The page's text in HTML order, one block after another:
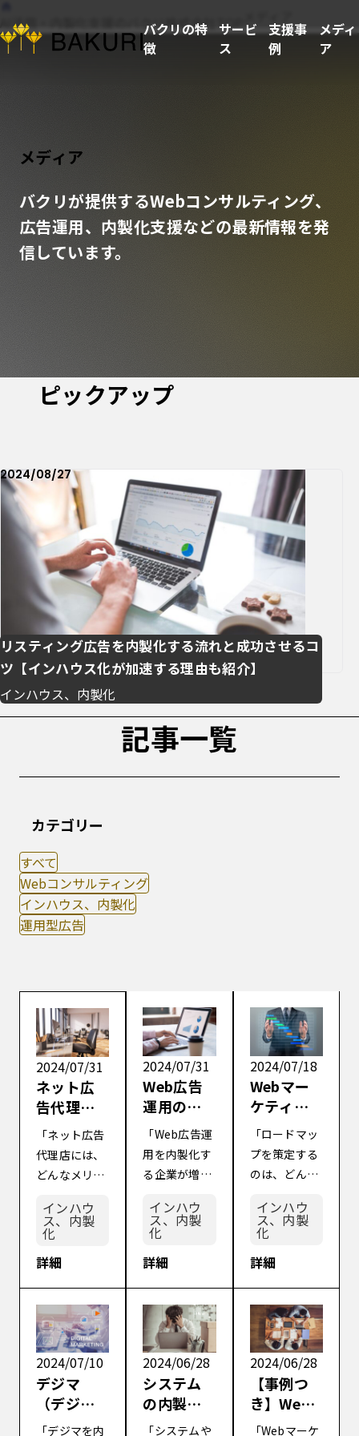
バクリの特
徴
サービ
ス
支援事
例
メディ
ア
AI活用・内製化支援のバクリ株式会社TOP
メディア
バクリが提供するWebコンサルティング、
広告運用、内製化支援などの最新情報を発
信しています。
ピックアップ
リスティング広告を内製化する流れと成功させるコ
ツ【インハウス化が加速する理由も紹介】
インハウス、内製化
2024/08/27
記事一覧
カテゴリー
すべて
Webコンサルティング
インハウス、内製化
運用型広告
2024/07/31
ネット広
告代理店
のメリッ
ト・デメ
リット
【15の選
定基準と
インハウ
の切換の
タイミン
グ】
「ネット広告
代理店には、
どんなメリッ
トがあるのだ
ろう？」「今
契約している
代理店では成
いから、正し
い代理店の選
び方や、その
他の選択肢に
ついても知り
たい」 ネット
インハウ
ス、内製
化
詳細
2024/07/31
Web広告
運用の内
製化が加
速する背
景とは？3
つの判断
基準と成
功ポイン
「Web広告運
用を内製化す
る企業が増え
ぜだろう？」
「自社が内製
化すべきか判
断するポイン
トがあれば知
りたい」 従来
のWeb広告運
用と言えば、
代理店に丸投
げするのが一
般的でした。
インハウ
ス、内製
化
詳細
2024/07/18
Webマー
ケティン
グにおけ
るロード
マップ策
定の意味
とは？具
体的な作
説
「ロードマッ
プを策定する
のは、どんな
だろう？」
「プロジェク
トを円滑に進
めるためのロ
ードマップの
策定方法が知
りたい」 Web
マーケティン
グは複数のメ
ンバーでプロ
ジェクトを進
インハウ
ス、内製
化
詳細
2024/07/10
デジマ
（デジタ
ルマーケ
「デジマを内
2024/06/28
システム
の内製化
だけでは
「システムや
2024/06/28
【事例つ
き】Web
マーケテ
「Webマーケ